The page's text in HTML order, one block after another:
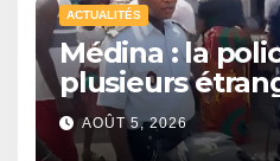
ACTUALITÉS
Médina : la
plusieurs
d’une opération
sécurisation
AOÛT 5, 2026